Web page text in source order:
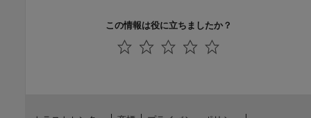
この情報は役に立ちましたか？